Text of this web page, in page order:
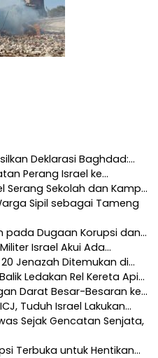
Deklarasi Baghdad:…
Perang Israel ke…
Serang Sekolah dan Kamp…
Sipil sebagai Tameng
pada Dugaan Korupsi dan…
Israel Akui Ada…
Jenazah Ditemukan di…
Ledakan Rel Kereta Api…
Darat Besar-Besaran ke…
Tuduh Israel Lakukan…
Sejak Gencatan Senjata,
Terbuka untuk Hentikan…